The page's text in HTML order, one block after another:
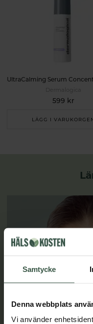
Samtycke
Denna webbplats
Vi använder
599 kr
LÄGG I